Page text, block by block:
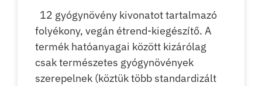
12 gyógynövény kivonatot tartalmazó
folyékony, vegán étrend-kiegészítő. A
termék hatóanyagai között kizárólag
csak természetes gyógynövények
szerepelnek (köztük több standardizált